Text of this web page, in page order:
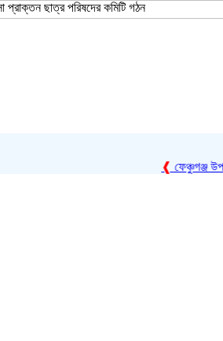
প্রাক্তন ছাত্র পরিষদের কমিটি গঠন
ফেঞ্চুগঞ্জ উপজেলা